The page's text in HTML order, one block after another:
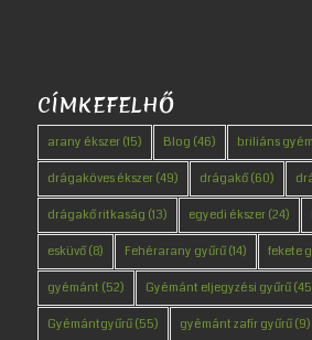
CÍMKEFELHŐ
arany ékszer(15) Blog (46) briliáns
drágaköves ékszer(49) drágakő(60)
drágakő ritkaság (13) egyedi ékszer(24)
esküvő(8) Fehérarany gyűrű(14) fekete
gyémánt (52) Gyémánt eljegyzési gyűrű
Gyémántgyűrű(55) gyémánt zafír gyűrű(9)